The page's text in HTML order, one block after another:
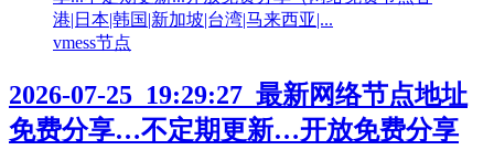
vmess节点
2026-07-25_19:29:27_最新网络节点地址
免费分享…不定期更新…开放免费分享